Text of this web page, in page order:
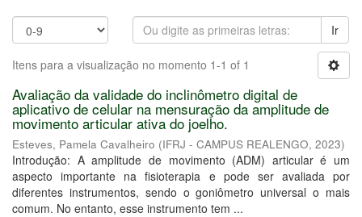
Ir
Itens para a visualização no momento 1-1 of 1
Avaliação da validade do inclinômetro digital de
aplicativo de celular na mensuração da amplitude de
movimento articular ativa do joelho.
Esteves, Pamela Cavalheiro (IFRJ - CAMPUS REALENGO, 2023)
Introdução: A amplitude de movimento (ADM) articular é um
aspecto importante na fisioterapia e pode ser avaliada por
diferentes instrumentos, sendo o goniômetro universal o mais
comum. No entanto, esse instrumento tem ...